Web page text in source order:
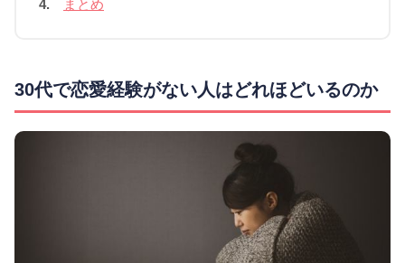
4. まとめ
30代で恋愛経験がない人はどれほどいるのか